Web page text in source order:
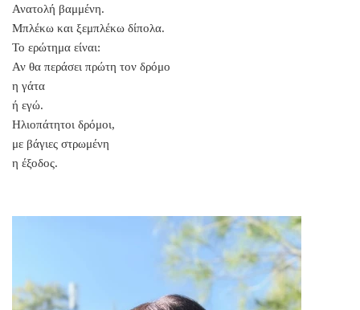
Ανατολή βαμμένη.
Μπλέκω και ξεμπλέκω δίπολα.
Το ερώτημα είναι:
Αν θα περάσει πρώτη τον δρόμο
η γάτα
ή εγώ.
Ηλιοπάτητοι δρόμοι,
με βάγιες στρωμένη
η έξοδος.